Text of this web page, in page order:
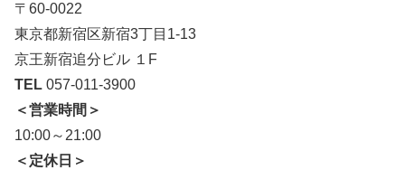
〒60-0022
東京都新宿区新宿3丁目1-13
京王新宿追分ビル １F
TEL 057-011-3900
＜営業時間＞
10:00～21:00
＜定休日＞